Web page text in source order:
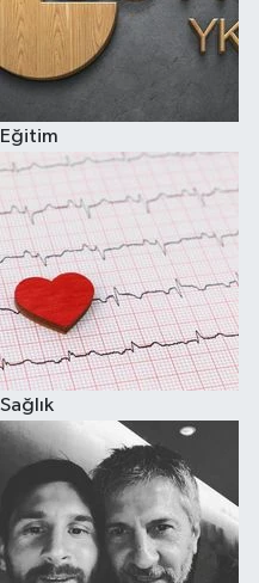
Eğitim
Sağlık